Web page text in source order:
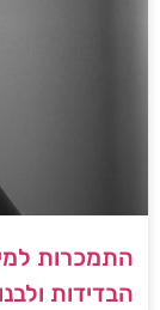
התמכרות
הבדידות